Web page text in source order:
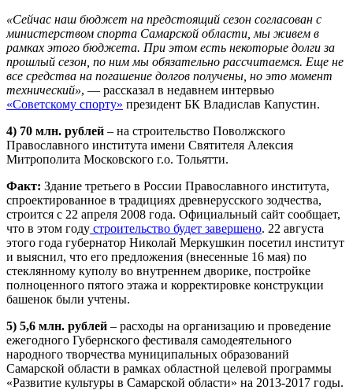
«Сейчас наш бюджет на предстоящий сезон согласован с
министерством спорта Самарской области, мы живем в
рамках этого бюджета. При этом есть некоторые долги за
прошлый сезон, по ним мы обязательно рассчитаемся. Еще не
все средства на погашение долгов получены, но это момент
технический», — рассказал в недавнем интервью
«Советскому спорту» президент БК Владислав Капустин.
4) 70 млн. рублей – на строительство Поволжского
Православного института имени Святителя Алексия
Митрополита Московского г.о. Тольятти.
Факт: Здание третьего в России Православного института,
спроектированное в традициях древнерусского зодчества,
строится с 22 апреля 2008 года. Официальный сайт сообщает,
что в этом году строительство будет завершено. 22 августа
этого года губернатор Николай Меркушкин посетил институт
и выяснил, что его предложения (внесенные 16 мая) по
стеклянному куполу во внутреннем дворике, постройке
полноценного пятого этажа и корректировке конструкции
башенок были учтены.
5) 5,6 млн. рублей – расходы на организацию и проведение
ежегодного Губернского фестиваля самодеятельного
народного творчества муниципальных образований
Самарской области в рамках областной целевой программы
«Развитие культуры в Самарской области» на 2013-2017 годы.